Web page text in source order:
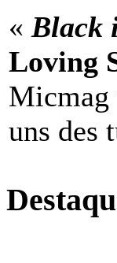
« Black
Loving
Micmag
uns des